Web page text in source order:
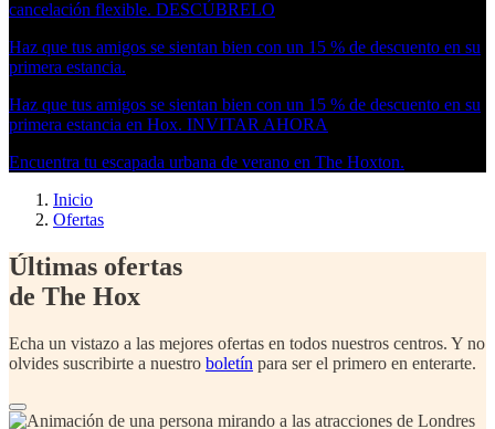
cancelación flexible. DESCÚBRELO
Haz que tus amigos se sientan bien con un 15 % de descuento en su
primera estancia.
Haz que tus amigos se sientan bien con un 15 % de descuento en su
primera estancia en Hox. INVITAR AHORA
Encuentra tu escapada urbana de verano en The Hoxton.
Inicio
Ofertas
Últimas ofertas
de The Hox
Echa un vistazo a las mejores ofertas en todos nuestros centros. Y no
olvides suscribirte a nuestro boletín para ser el primero en enterarte.